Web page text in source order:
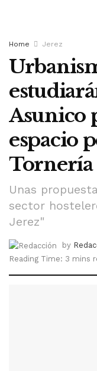
Home Jerez
Asunico
espacio
Tornería
Unas
sector
Jerez"
by
Reading Time: 3 mins